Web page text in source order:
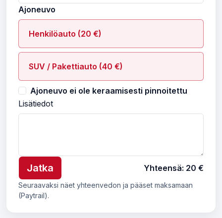
Ajoneuvo
Henkilöauto (20 €)
SUV / Pakettiauto (40 €)
Ajoneuvo ei ole keraamisesti pinnoitettu
Lisätiedot
Jatka Yhteensä: 20 €
Seuraavaksi näet yhteenvedon ja pääset maksamaan
(Paytrail).